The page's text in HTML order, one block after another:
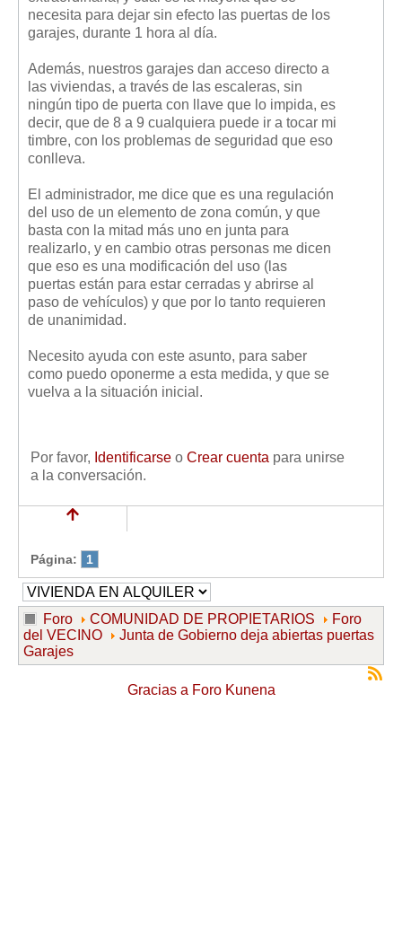
necesita para dejar sin efecto las puertas de los
garajes, durante 1 hora al día.
Además, nuestros garajes dan acceso directo a
las viviendas, a través de las escaleras, sin
ningún tipo de puerta con llave que lo impida, es
decir, que de 8 a 9 cualquiera puede ir a tocar mi
timbre, con los problemas de seguridad que eso
conlleva.
El administrador, me dice que es una regulación
del uso de un elemento de zona común, y que
basta con la mitad más uno en junta para
realizarlo, y en cambio otras personas me dicen
que eso es una modificación del uso (las
puertas están para estar cerradas y abrirse al
paso de vehículos) y que por lo tanto requieren
de unanimidad.
Necesito ayuda con este asunto, para saber
como puedo oponerme a esta medida, y que se
vuelva a la situación inicial.
Por favor, Identificarse o Crear cuenta para unirse
a la conversación.
Página: 1
Foro COMUNIDAD DE PROPIETARIOS
Foro
del VECINO
Junta de Gobierno deja abiertas puertas
Garajes
Gracias a Foro Kunena